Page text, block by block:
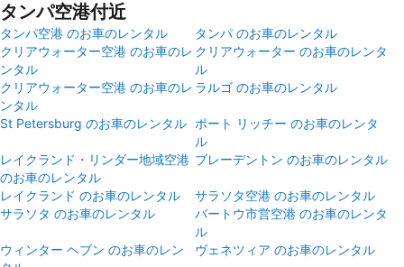
タンパ空港付近
タンパ空港 のお車のレンタル
タンパ のお車のレンタル
クリアウォーター空港 のお車のレ
ンタル
クリアウォーター のお車のレンタ
ル
クリアウォーター空港 のお車のレ
ンタル
ラルゴ のお車のレンタル
St Petersburg のお車のレンタル ポート リッチー のお車のレンタ
ル
レイクランド・リンダー地域空港
のお車のレンタル
ブレーデントン のお車のレンタル
レイクランド のお車のレンタル
サラソタ空港 のお車のレンタル
サラソタ のお車のレンタル
バートウ市営空港 のお車のレンタ
ル
ウィンター ヘブン のお車のレン
ヴェネツィア のお車のレンタル